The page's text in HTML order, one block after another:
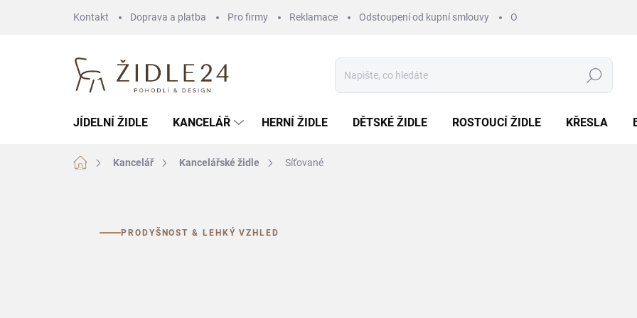
Kontakt Doprava a platba Pro firmy Reklamace Odstoupení od kupní smlouvy Obchodní podmínky
Hledat
JÍDELNÍ ŽIDLE KANCELÁŘ HERNÍ ŽIDLE DĚTSKÉ ŽIDLE ROSTOUCÍ ŽIDLE KŘESLA
Domů Kancelář Kancelářské židle Síťované